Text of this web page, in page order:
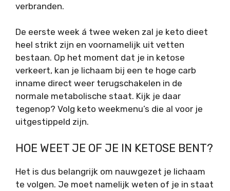
verbranden.
De eerste week á twee weken zal je keto dieet
heel strikt zijn en voornamelijk uit vetten
bestaan. Op het moment dat je in ketose
verkeert, kan je lichaam bij een te hoge carb
inname direct weer terugschakelen in de
normale metabolische staat. Kijk je daar
tegenop? Volg keto weekmenu’s die al voor je
uitgestippeld zijn.
HOE WEET JE OF JE IN KETOSE BENT?
Het is dus belangrijk om nauwgezet je lichaam
te volgen. Je moet namelijk weten of je in staat